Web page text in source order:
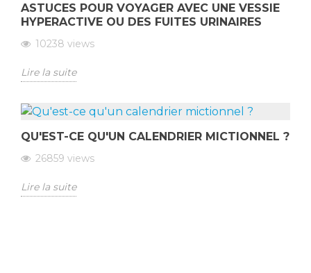
ASTUCES POUR VOYAGER AVEC UNE VESSIE
HYPERACTIVE OU DES FUITES URINAIRES
10238 views
Lire la suite
QU'EST-CE QU'UN CALENDRIER MICTIONNEL ?
26859 views
Lire la suite